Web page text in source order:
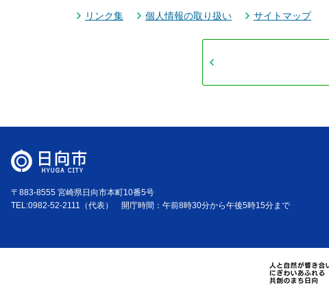
リンク集 個人情報の取り扱い サイトマップ
〒883-8555 宮崎県日向市本町10番5号
TEL:0982-52-2111（代表） 開庁時間：午前8時30分から午後5時15分まで